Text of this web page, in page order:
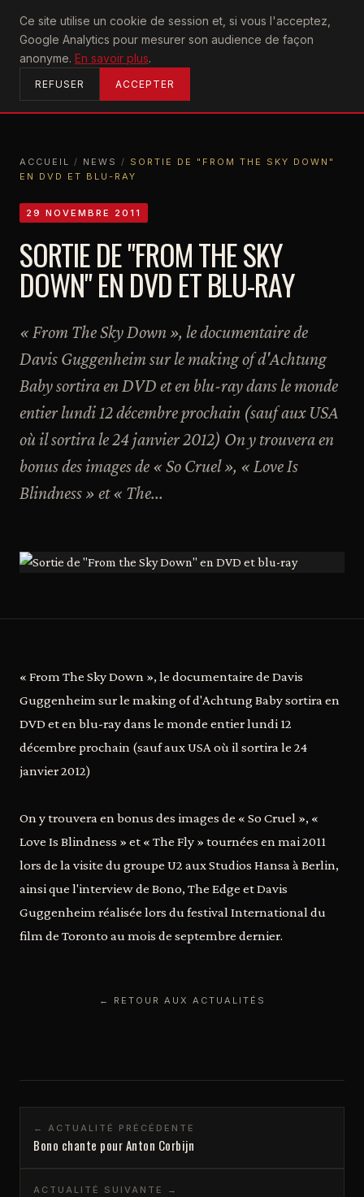
Ce site utilise un cookie de session et, si vous l'acceptez,
Google Analytics pour mesurer son audience de façon
anonyme. En savoir plus.
REFUSER ACCEPTER
U2achtung
ACCUEIL
ACCUEIL / NEWS / SORTIE DE "FROM THE SKY DOWN"
EN DVD ET BLU-RAY
29 NOVEMBRE 2011
SORTIE DE "FROM THE SKY
DOWN" EN DVD ET BLU-RAY
« From The Sky Down », le documentaire de
Davis Guggenheim sur le making of d'Achtung
Baby sortira en DVD et en blu-ray dans le monde
entier lundi 12 décembre prochain (sauf aux USA
où il sortira le 24 janvier 2012) On y trouvera en
bonus des images de « So Cruel », « Love Is
Blindness » et « The...
« From The Sky Down », le documentaire de Davis
Guggenheim sur le making of d'Achtung Baby sortira en
DVD et en blu-ray dans le monde entier lundi 12
décembre prochain (sauf aux USA où il sortira le 24
janvier 2012)
On y trouvera en bonus des images de « So Cruel », «
Love Is Blindness » et « The Fly » tournées en mai 2011
lors de la visite du groupe U2 aux Studios Hansa à Berlin,
ainsi que l'interview de Bono, The Edge et Davis
Guggenheim réalisée lors du festival International du
film de Toronto au mois de septembre dernier.
← RETOUR AUX ACTUALITÉS
← ACTUALITÉ PRÉCÉDENTE
Bono chante pour Anton Corbijn
ACTUALITÉ SUIVANTE →